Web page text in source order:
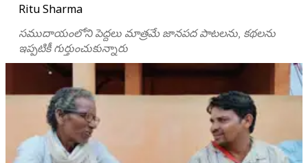
Ritu Sharma
సముదాయంలోని పెద్దలు మాత్రమే జానపద పాటలను, కథలను
ఇప్పటికీ గుర్తుంచుకున్నారు